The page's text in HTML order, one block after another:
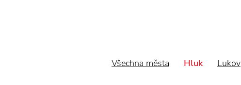
Všechna města Hluk Lukov